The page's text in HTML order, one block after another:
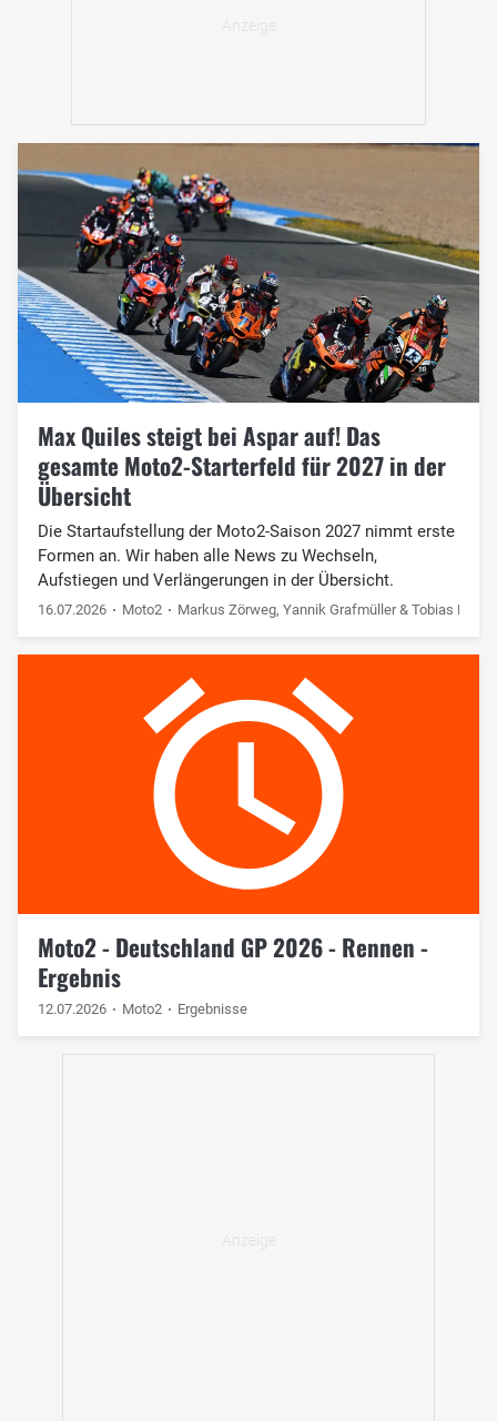
Max Quiles steigt bei Aspar auf! Das
gesamte Moto2-Starterfeld für 2027 in der
Übersicht
Die Startaufstellung der Moto2-Saison 2027 nimmt erste
Formen an. Wir haben alle News zu Wechseln,
Aufstiegen und Verlängerungen in der Übersicht.
16.07.2026 Moto2 Markus Zörweg, Yannik Grafmüller & Tobias
Moto2 - Deutschland GP 2026 - Rennen -
Ergebnis
12.07.2026 Moto2 Ergebnisse